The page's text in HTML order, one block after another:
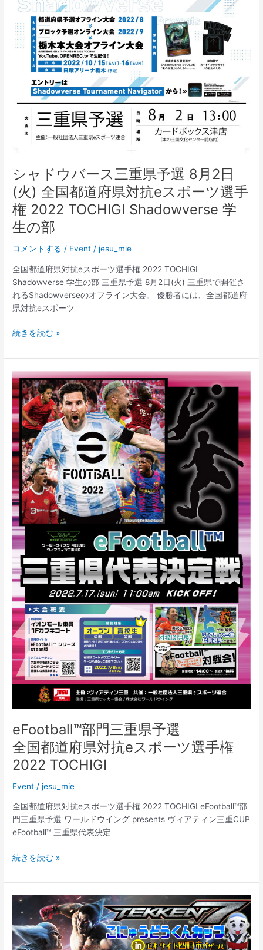
シャドウバース三重県予選 8月2日
(火) 全国都道府県対抗eスポーツ選手
権 2022 TOCHIGI Shadowverse 学
生の部
コメントする / Event /jesu_mie
全国都道府県対抗eスポーツ選手権 2022 TOCHIGI
Shadowverse 学生の部 三重県予選 8月2日(火) 三重県で開催さ
れるShadowverseのオフライン大会。 優勝者には、全国都道府
県対抗eスポーツ
シ
ド
ウ
バ
ー
ス
三
重
県
予
選
8
月
2
日
(火)
全
国
都
府
県
対
抗
e
ス
ポ
ツ
手
権
2022
TOCHIGI
Shadowverse
生
の
部
続きを読む »
eFootball™部門三重県予選
全国都道府県対抗eスポーツ選手権
2022 TOCHIGI
Event /jesu_mie
全国都道府県対抗eスポーツ選手権 2022 TOCHIGI eFootball™部
門三重県予選 ワールドウイング presents ヴィアティン三重CUP
eFootball™ 三重県代表決定
eFootball™
門
三
予
選
続きを読む »